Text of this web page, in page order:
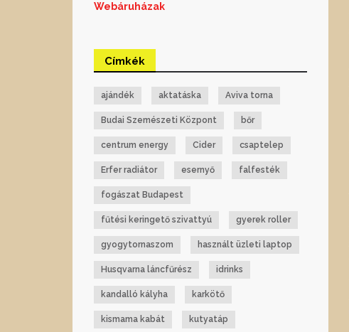
Webáruházak
Címkék
ajándék aktatáska Aviva torna
Budai Szemészeti Központ bőr
centrum energy Cider csaptelep
Erfer radiátor esernyő falfesték
fogászat Budapest
fűtési keringető szivattyú gyerek roller
gyogytornaszom használt üzleti laptop
Husqvarna láncfűrész idrinks
kandalló kályha karkötő
kismama kabát kutyatáp